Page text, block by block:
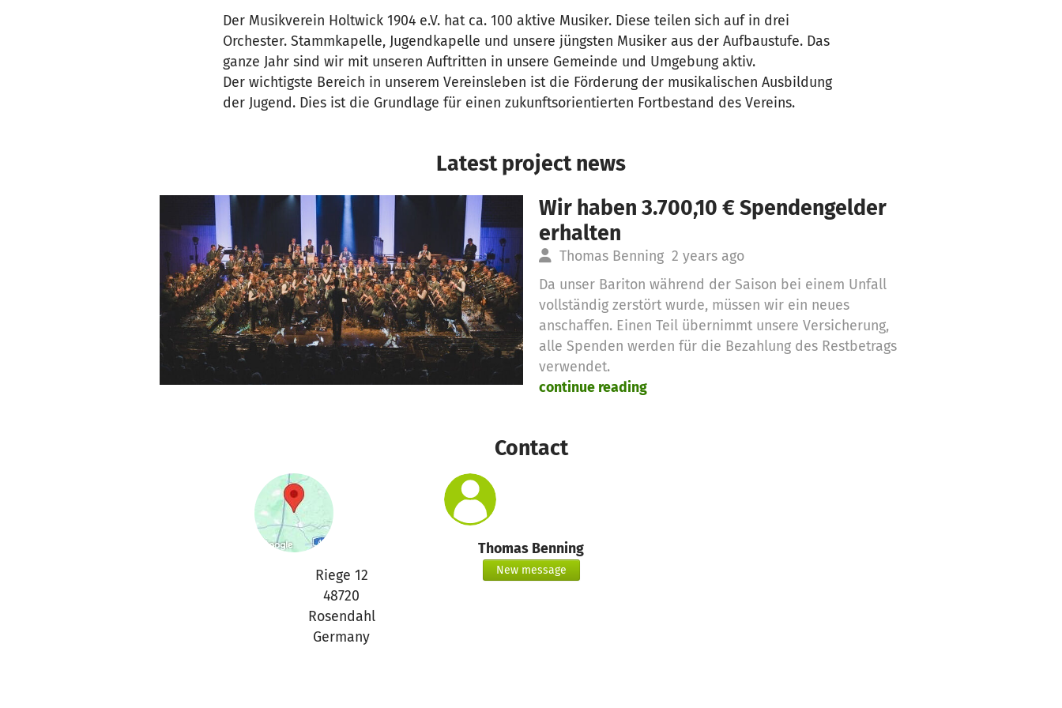
Der Musikverein Holtwick 1904 e.V. hat ca. 100 aktive Musiker. Diese teilen sich auf in drei
Orchester. Stammkapelle, Jugendkapelle und unsere jüngsten Musiker aus der Aufbaustufe. Das
ganze Jahr sind wir mit unseren Auftritten in unsere Gemeinde und Umgebung aktiv.
Der wichtigste Bereich in unserem Vereinsleben ist die Förderung der musikalischen Ausbildung
der Jugend. Dies ist die Grundlage für einen zukunftsorientierten Fortbestand des Vereins.
Latest project news
Wir haben 3.700,10 € Spendengelder
erhalten
Thomas Benning 2 years ago
Da unser Bariton während der Saison bei einem Unfall
vollständig zerstört wurde, müssen wir ein neues
anschaffen. Einen Teil übernimmt unsere Versicherung,
alle Spenden werden für die Bezahlung des Restbetrags
verwendet.
continue reading
Contact
Riege 12
48720
Rosendahl
Germany
Thomas Benning
New message